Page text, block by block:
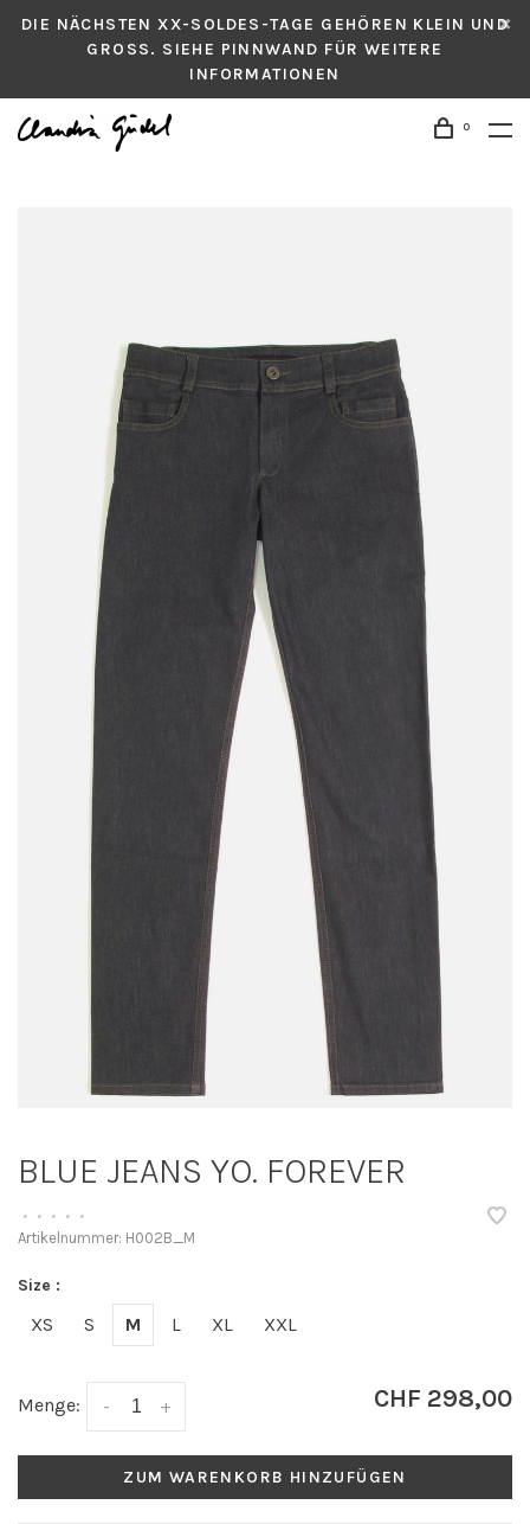
DIE NÄCHSTEN XX-SOLDES-TAGE GEHÖREN KLEIN UND
GROSS. SIEHE PINNWAND FÜR WEITERE
INFORMATIONEN
0
BLUE JEANS YO. FOREVER
• • • • •
Artikelnummer: H002B_M
Size :
XS S M L XL XXL
Menge: +
- CHF 298,00
ZUM WARENKORB HINZUFÜGEN